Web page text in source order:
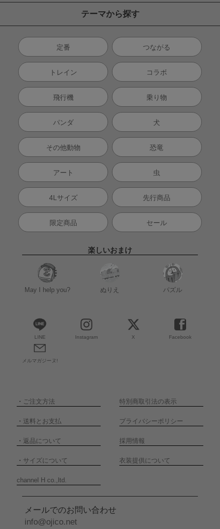
テーマから探す
定番 つながる
トレイン コラボ
飛行機 乗り物
パンダ 犬
その他動物 恐竜
アート 虫
4Lサイズ 先行商品
限定商品 セール
楽しいおまけ
May I help you? ぬりえ パズル
LINE Instagram X Facebook
メルマガジーヌ!
・ ご注文方法 特別商取引法の表示
・ 送料とお支払 プライバシーポリシー
・ 返品について 採用情報
・ サイズについて 衣装提供について
channel H co.,ltd.
メールでのお問い合わせ
info@ojico.net